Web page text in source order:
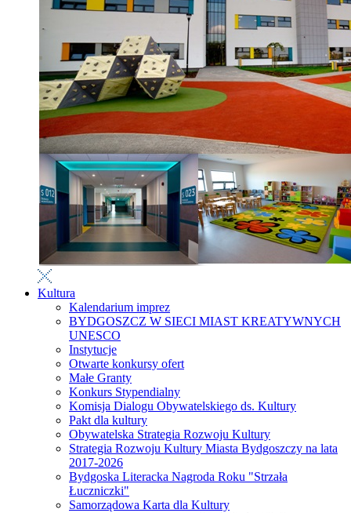
Kultura
Kalendarium imprez
BYDGOSZCZ W SIECI MIAST KREATYWNYCH
UNESCO
Instytucje
Otwarte konkursy ofert
Małe Granty
Konkurs Stypendialny
Komisja Dialogu Obywatelskiego ds. Kultury
Pakt dla kultury
Obywatelska Strategia Rozwoju Kultury
Strategia Rozwoju Kultury Miasta Bydgoszczy na lata
2017-2026
Bydgoska Literacka Nagroda Roku "Strzała
Łuczniczki"
Samorządowa Karta dla Kultury